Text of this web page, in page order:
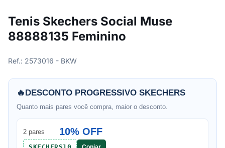
Tenis Skechers Social Muse
88888135 Feminino
Ref.: 2573016 - BKW
🔥DESCONTO PROGRESSIVO SKECHERS
Quanto mais pares você compra, maior o desconto.
2 pares 10% OFF